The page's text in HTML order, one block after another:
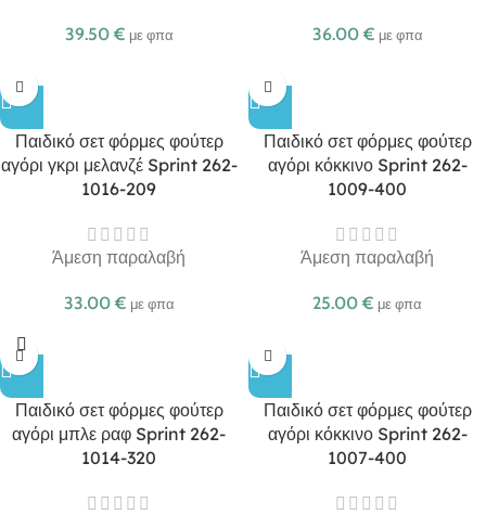
39.50 € με φπα 36.00 € με φπα
Παιδικό σετ φόρμες φούτερ
αγόρι γκρι μελανζέ Sprint 262-
1016-209
Άμεση παραλαβή
33.00 € με φπα
Παιδικό σετ φόρμες φούτερ
αγόρι κόκκινο Sprint 262-
1009-400
Άμεση παραλαβή
25.00 € με φπα
Παιδικό σετ φόρμες φούτερ
αγόρι μπλε ραφ Sprint 262-
1014-320
Παιδικό σετ φόρμες φούτερ
αγόρι κόκκινο Sprint 262-
1007-400